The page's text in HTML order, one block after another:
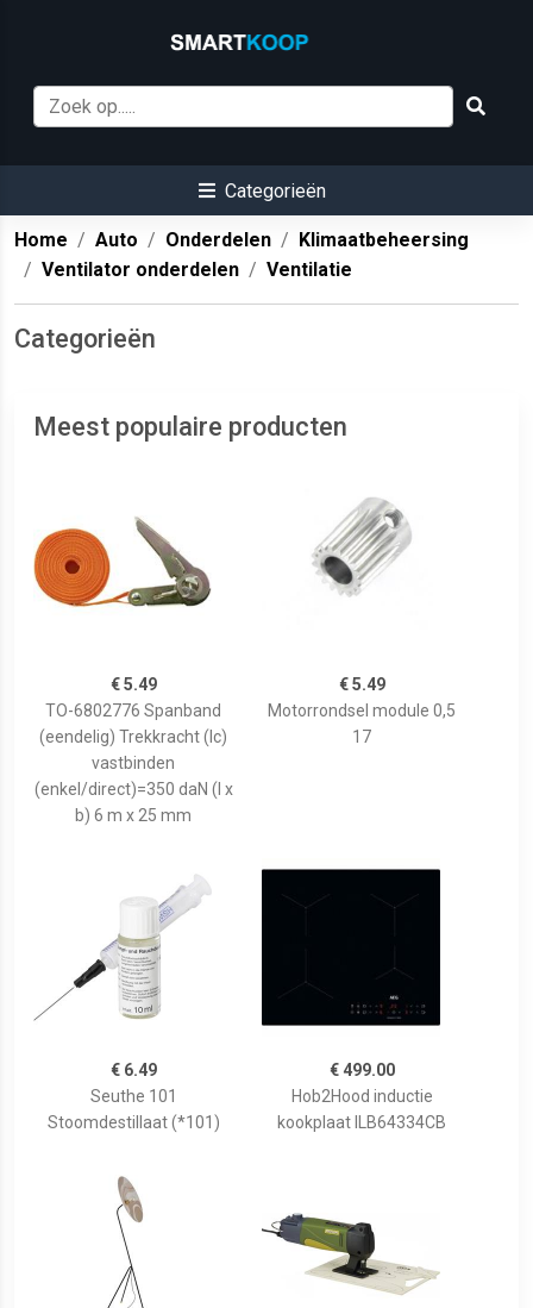
Categorieën
Home Auto Onderdelen
Klimaatbeheersing
Ventilator onderdelen
Ventilatie
Categorieën
Meest populaire producten
€ 5.49
TO-6802776 Spanband
(eendelig) Trekkracht (lc)
vastbinden
(enkel/direct)=350 daN (l x
b) 6 m x 25 mm
€ 5.49
Motorrondsel module 0,5
17
€ 6.49
Seuthe 101
Stoomdestillaat (*101)
€ 499.00
Hob2Hood inductie
kookplaat ILB64334CB